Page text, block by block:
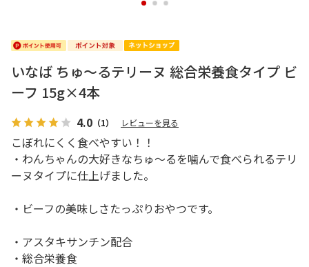
1 2 3
いなば ちゅ～るテリーヌ 総合栄養食タイプ ビ
ーフ 15g×4本
4.0 （1） レビューを見る
こぼれにくく食べやすい！！
・わんちゃんの大好きなちゅ～るを噛んで食べられるテリ
ーヌタイプに仕上げました。
・ビーフの美味しさたっぷりおやつです。
・アスタキサンチン配合
・総合栄養食